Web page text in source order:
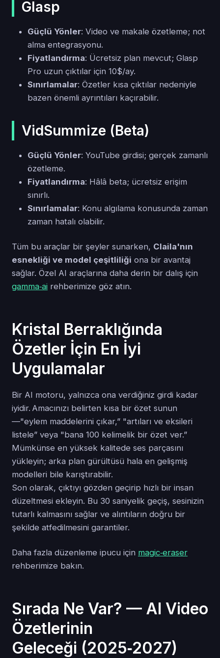
Glasp
Güçlü Yönler: Video ve makale özetleme; not
alma entegrasyonu.
Fiyatlandırma: Ücretsiz plan mevcut; Glasp
Pro uzun çıktılar için 10$/ay.
Sınırlamalar: Özetler kısa çıktılar nedeniyle
bazen önemli ayrıntıları kaçırabilir.
VidSummize (Beta)
Güçlü Yönler: YouTube girdisi; gerçek zamanlı
özetleme.
Fiyatlandırma: Hâlâ beta; ücretsiz erişim
sınırlı.
Sınırlamalar: Konu algılama konusunda zaman
zaman hatalı olabilir.
Tüm bu araçlar bir şeyler sunarken, Claila'nın
esnekliği ve model çeşitliliği ona bir avantaj
sağlar. Özel AI araçlarına daha derin bir dalış için
gamma‑ai rehberimize göz atın.
Kristal Berraklığında
Özetler İçin En İyi
Uygulamalar
Bir AI motoru, yalnızca ona verdiğiniz girdi kadar
iyidir. Amacınızı belirten kısa bir özet sunun
—"eylem maddelerini çıkar,” "artıları ve eksileri
listele” veya "bana 100 kelimelik bir özet ver.”
Mümkünse en yüksek kalitede ses parçasını
yükleyin; arka plan gürültüsü hala en gelişmiş
modelleri bile karıştırabilir.
Son olarak, çıktıyı gözden geçirip hızlı bir insan
düzeltmesi ekleyin. Bu 30 saniyelik geçiş, sesinizin
tutarlı kalmasını sağlar ve alıntıların doğru bir
şekilde atfedilmesini garantiler.
Daha fazla düzenleme ipucu için magic‑eraser
rehberimize bakın.
Sırada Ne Var? — AI Video
Özetlerinin
Geleceği (2025‑2027)